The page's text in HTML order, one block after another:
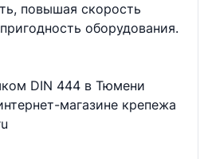
повышая скорость
оборудования.
DIN 444 в Тюмени
магазине крепежа